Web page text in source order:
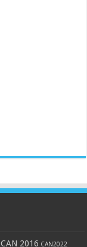
CAN 2016 CAN2022